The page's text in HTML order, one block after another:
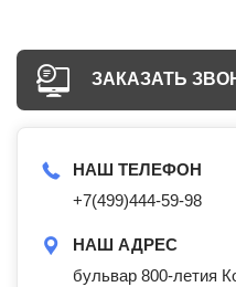
ЗАКАЗАТЬ
НАШ ТЕЛЕФОН
+7(499)444-59-98
НАШ АДРЕС
бульвар 800-летия